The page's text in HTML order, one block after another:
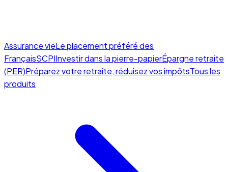
Assurance vieLe placement préféré des
FrançaisSCPIInvestir dans la pierre-papierÉpargne retraite
(PER)Préparez votre retraite, réduisez vos impôtsTous les
produits